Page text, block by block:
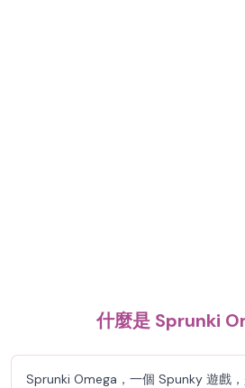
什麼是 Sprunki
Sprunki Omega，一個 Spunky 遊戲